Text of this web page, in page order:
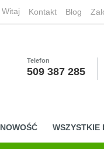
Witaj Kontakt Blog
Telefon
509 387 285
NOWOŚĆ WSZYSTKIE